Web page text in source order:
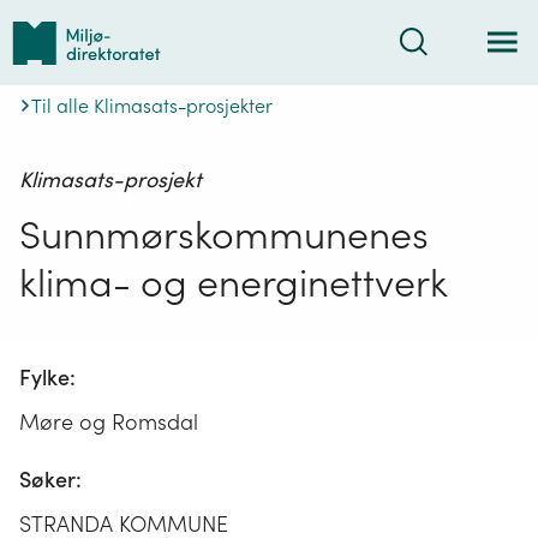
Tilbake
forsiden
Søk
Til alle Klimasats-prosjekter
Klimasats-prosjekt
Sunnmørskommunenes
klima- og energinettverk
Fylke:
Møre og Romsdal
Søker:
STRANDA KOMMUNE